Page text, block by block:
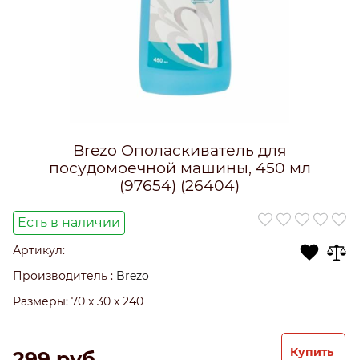
Brezo Ополаскиватель для
посудомоечной машины, 450 мл
(97654) (26404)
Есть в наличии
Артикул:
Производитель : Brezo
Размеры: 70 x 30 x 240
Купить